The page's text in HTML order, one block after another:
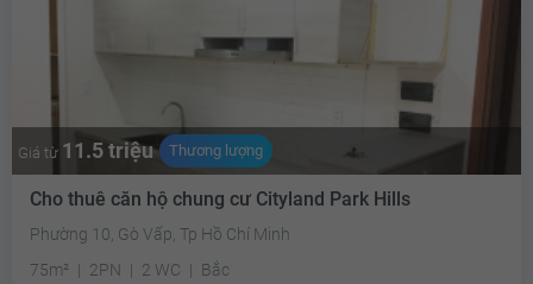
Giá từ 11.5 triệu Thương lượng
Cho thuê căn hộ chung cư Cityland Park Hills
Phường 10, Gò Vấp, Tp Hồ Chí Minh
75m²
2PN 2 WC Bắc